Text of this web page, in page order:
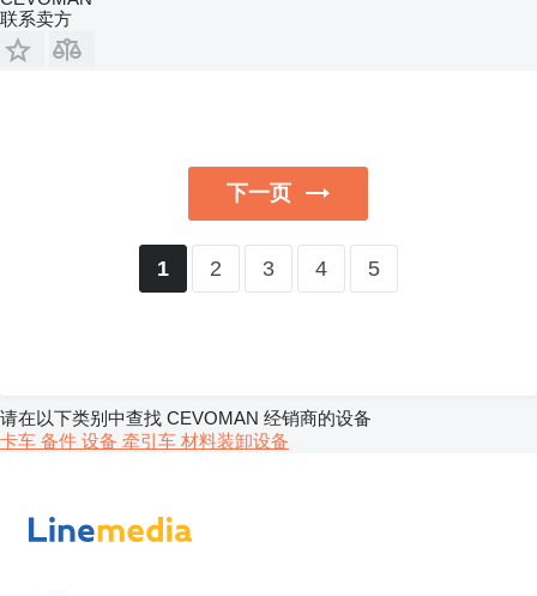
联系卖方
下一页
1 2 3 4 5
请在以下类别中查找 CEVOMAN 经销商的设备
卡车 备件 设备 牵引车 材料装卸设备